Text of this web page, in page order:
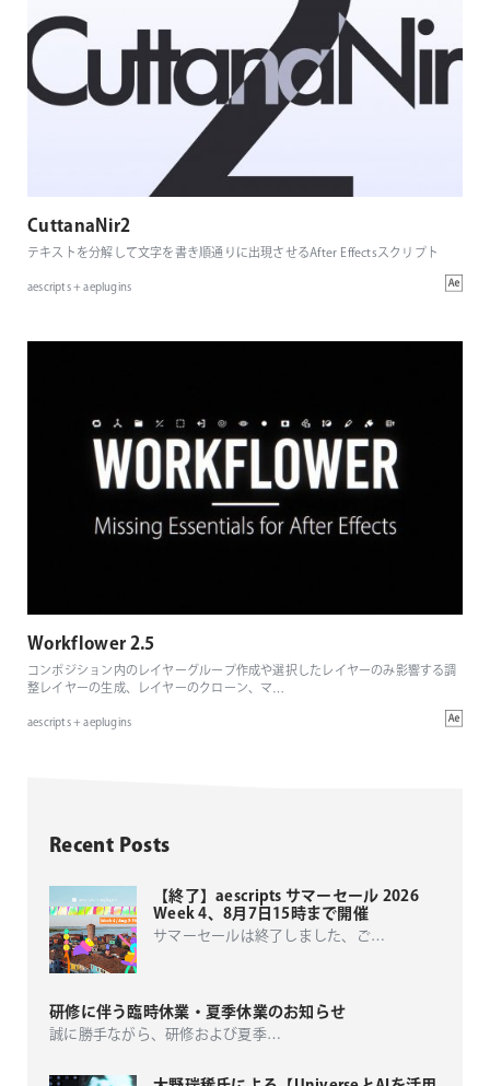
CuttanaNir2
テキストを分解して文字を書き順通りに出現させるAfter Effectsスクリプト
aescripts + aeplugins
Workflower 2.5
コンポジション内のレイヤーグループ作成や選択したレイヤーのみ影響する調
整レイヤーの生成、レイヤーのクローン、マ…
aescripts + aeplugins
Recent Posts
【終了】aescripts サマーセール 2026
Week 4、8月7日15時まで開催
サマーセールは終了しました、ご…
研修に伴う臨時休業・夏季休業のお知らせ
誠に勝手ながら、研修および夏季…